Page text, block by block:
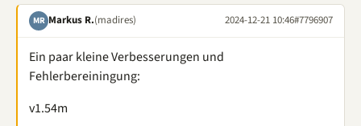
MR Markus R.(madires) 2024-12-21 10:46#7796907
Ein paar kleine Verbesserungen und
Fehlerbereiningung:
v1.54m